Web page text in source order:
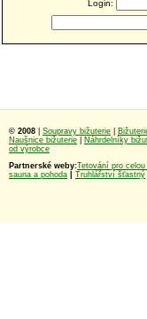
Login:
© 2008 Soupravy bižuterie
Naušnice bižuterie
Náhrdelníky
od výrobce
Partnerské weby:Tetování pro
sauna a pohoda
Truhlářství šťastný